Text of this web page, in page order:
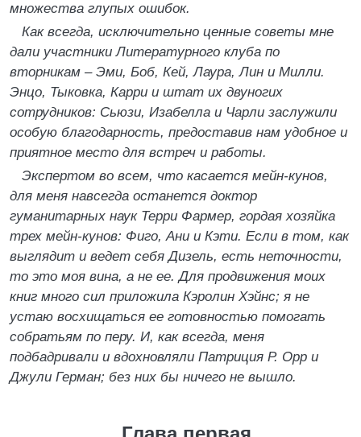
множества глупых ошибок.
Как всегда, исключительно ценные советы мне
дали участники Литературного клуба по
вторникам – Эми, Боб, Кей, Лаура, Лин и Милли.
Энцо, Тыковка, Карри и штат их двуногих
сотрудников: Сьюзи, Изабелла и Чарли заслужили
особую благодарность, предоставив нам удобное и
приятное место для встреч и работы.
Экспертом во всем, что касается мейн-кунов,
для меня навсегда останется доктор
гуманитарных наук Терри Фармер, гордая хозяйка
трех мейн-кунов: Фиго, Ани и Кэти. Если в том, как
выглядит и ведет себя Дизель, есть неточности,
то это моя вина, а не ее. Для продвижения моих
книг много сил приложила Кэролин Хэйнс; я не
устаю восхищаться ее готовностью помогать
собратьям по перу. И, как всегда, меня
подбадривали и вдохновляли Патриция Р. Орр и
Джули Герман; без них бы ничего не вышло.